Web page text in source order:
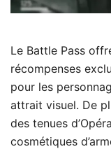
Le Battle Pass
récompenses
pour les
attrait visuel. De
des tenues
cosmétiques